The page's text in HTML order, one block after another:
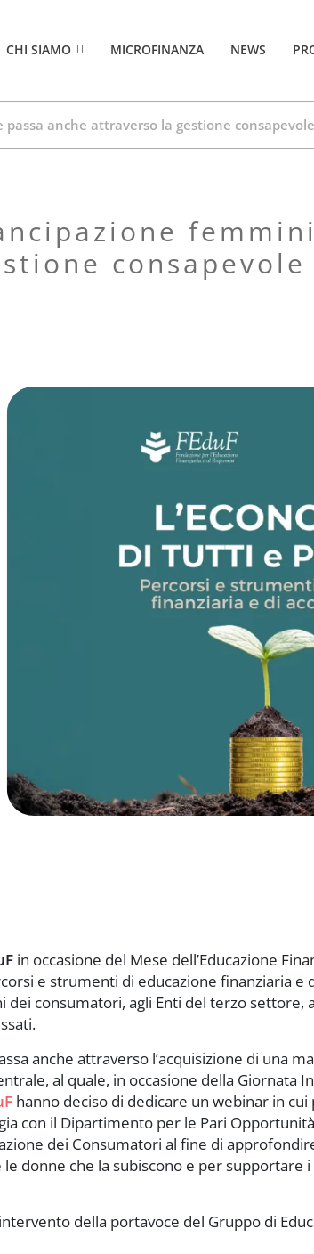
CHI SIAMO MICROFINANZA NEWS
passa anche attraverso la gestione
in occasione del Mese dell’Educazione
e strumenti di educazione finanziaria e
dei consumatori, agli Enti del terzo settore,
anche attraverso l’acquisizione di una
al quale, in occasione della Giornata
hanno deciso di dedicare un webinar in
con il Dipartimento per le Pari
dei Consumatori al fine di
donne che la subiscono e per supportare
della portavoce del Gruppo di